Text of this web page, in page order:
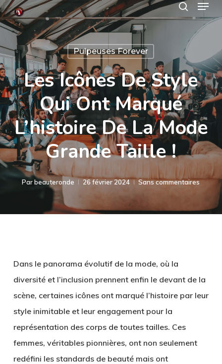
Skip
to
main
content
search
Pulpeuses Forever
Les Icônes De Style
Qui Ont Marqué
L’histoire De La Mode
Grande Taille !
Par beauteronde 26 février 2024 Sans commentaires
Dans le panorama évolutif de la mode, où la
diversité et l’inclusion prennent enfin le devant de la
scène, certaines icônes ont marqué l’histoire par leur
style inimitable et leur engagement pour la
représentation des corps de toutes tailles. Ces
femmes, véritables pionnières, ont non seulement
redéfini les standards de beauté mais ont
Close